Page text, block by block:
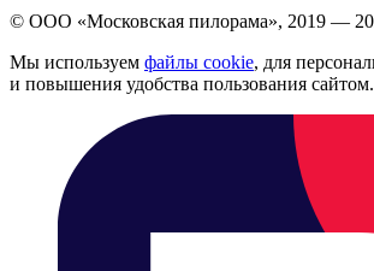
© ООО «Московская пилорама», 2019 —
Мы используем файлы cookie, для
и повышения удобства пользования сайтом.